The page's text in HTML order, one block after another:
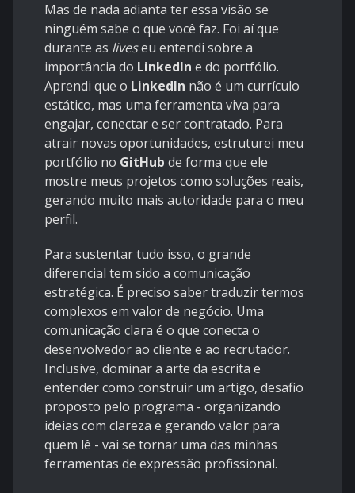
Mas de nada adianta ter essa visão se
ninguém sabe o que você faz. Foi aí que
durante as liveseu entendi sobre a
importância do LinkedIn e do portfólio.
Aprendi que o LinkedIn não é um currículo
estático, mas uma ferramenta viva para
engajar, conectar e ser contratado. Para
atrair novas oportunidades, estruturei meu
portfólio no GitHub de forma que ele
mostre meus projetos como soluções reais,
gerando muito mais autoridade para o meu
perfil.
Para sustentar tudo isso, o grande
diferencial tem sido a comunicação
estratégica. É preciso saber traduzir termos
complexos em valor de negócio. Uma
comunicação clara é o que conecta o
desenvolvedor ao cliente e ao recrutador.
Inclusive, dominar a arte da escrita e
entender como construir um artigo, desafio
proposto pelo programa - organizando
ideias com clareza e gerando valor para
quem lê - vai se tornar uma das minhas
ferramentas de expressão profissional.